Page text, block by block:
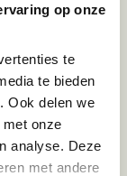
op onze
te
te bieden
Ook delen we
onze
analyse. Deze
met andere